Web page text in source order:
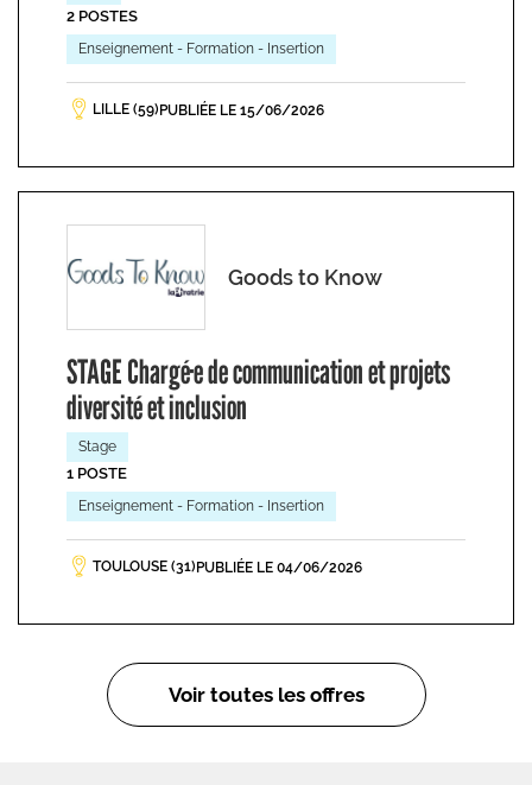
2 POSTES
Enseignement - Formation - Insertion
LILLE (59) PUBLIÉE LE 15/06/2026
Goods to Know
STAGE Chargé·e de communication et projets
diversité et inclusion
Stage
1 POSTE
Enseignement - Formation - Insertion
TOULOUSE (31) PUBLIÉE LE 04/06/2026
Voir toutes les offres